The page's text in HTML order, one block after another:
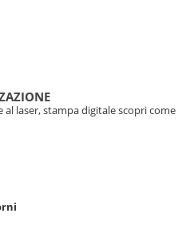
laser, stampa digitale scopri come